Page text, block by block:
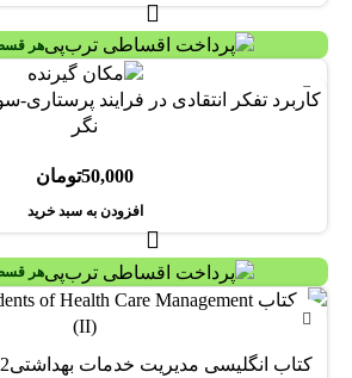
هر
کاربرد تفکر انتقادی در فرایند
نگر
50,000تومان
افزودن به سبد خرید
هر
-9%